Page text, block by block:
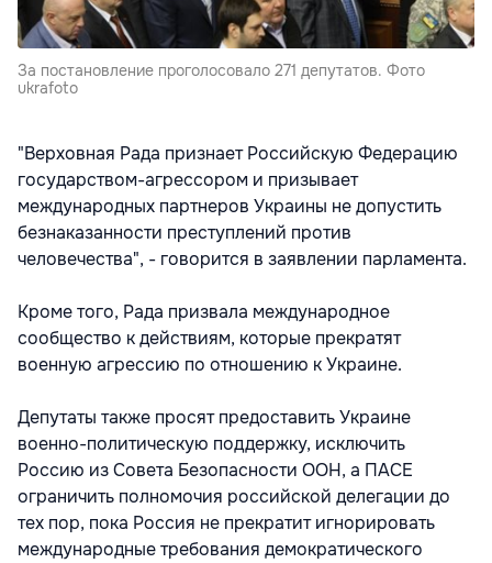
За постановление проголосовало 271 депутатов. Фото
ukrafoto
"Верховная Рада признает Российскую Федерацию
государством-агрессором и призывает
международных партнеров Украины не допустить
безнаказанности преступлений против
человечества", - говорится в заявлении парламента.
Кроме того, Рада призвала международное
сообщество к действиям, которые прекратят
военную агрессию по отношению к Украине.
Депутаты также просят предоставить Украине
военно-политическую поддержку, исключить
Россию из Совета Безопасности ООН, а ПАСЕ
ограничить полномочия российской делегации до
тех пор, пока Россия не прекратит игнорировать
международные требования демократического